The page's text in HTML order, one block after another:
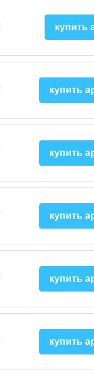
купить
купить
купить
купить
купить
купить